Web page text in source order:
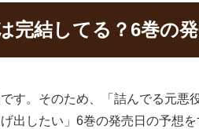
完結してる？6巻の
す。そのため、「詰んでる元悪
出したい」6巻の発売日の予想